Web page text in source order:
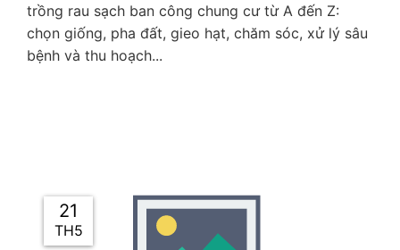
trồng rau sạch ban công chung cư từ A đến Z:
chọn giống, pha đất, gieo hạt, chăm sóc, xử lý sâu
bệnh và thu hoạch...
21
TH5